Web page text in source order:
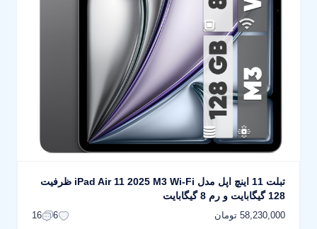
تبلت 11 اینچ اپل مدل iPad Air 11 2025 M3 Wi-Fi ظرفیت
128 گیگابایت و رم 8 گیگابایت
58,230,000 تومان 6
16